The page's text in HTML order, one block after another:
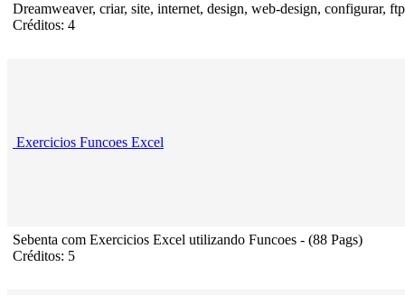
Dreamweaver, criar, site, internet, design, web-design, configurar, ftp
Créditos: 4
Exercicios Funcoes Excel
Sebenta com Exercicios Excel utilizando Funcoes - (88 Pags)
Créditos: 5